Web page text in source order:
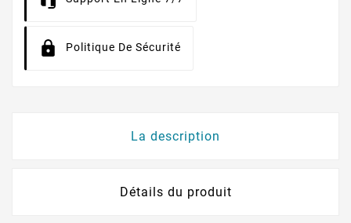
Politique De Sécurité
La description
Détails du produit